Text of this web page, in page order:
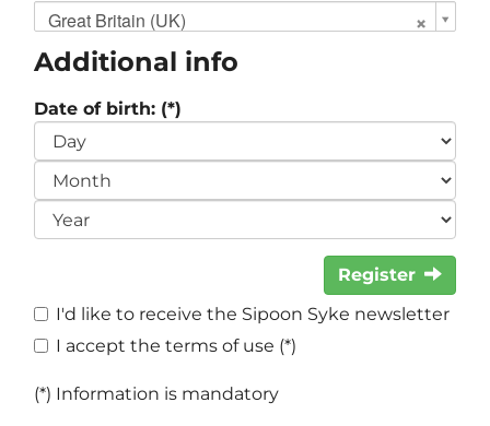
Great Britain (UK)
Additional info
Date of birth: (*)
Register
I'd like to receive the Sipoon Syke newsletter
I accept the terms of use (*)
(*) Information is mandatory